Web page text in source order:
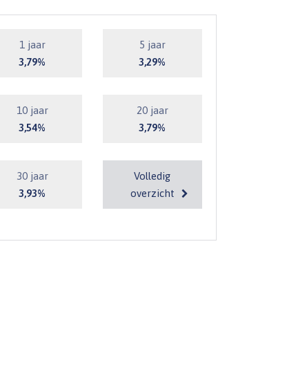
1 jaar
3,79%
5 jaar
3,29%
10 jaar
3,54%
20 jaar
3,79%
30 jaar
3,93%
Volledig
overzicht